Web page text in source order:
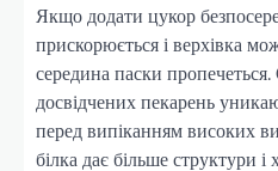
Якщо додати цукор
прискорюється і верхівка
середина паски
досвідчених пекарень
перед випіканням високих
білка дає більше структури і